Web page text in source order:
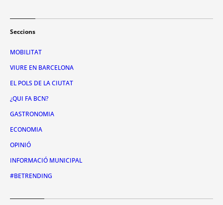
Seccions
MOBILITAT
VIURE EN BARCELONA
EL POLS DE LA CIUTAT
¿QUI FA BCN?
GASTRONOMIA
ECONOMIA
OPINIÓ
INFORMACIÓ MUNICIPAL
#BETRENDING